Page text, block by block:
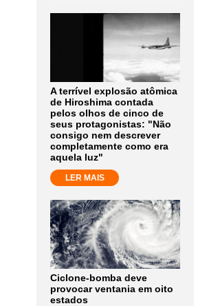
A terrível explosão atômica
de Hiroshima contada
pelos olhos de cinco de
seus protagonistas: "Não
consigo nem descrever
completamente como era
aquela luz"
LER MAIS
Ciclone-bomba deve
provocar ventania em oito
estados